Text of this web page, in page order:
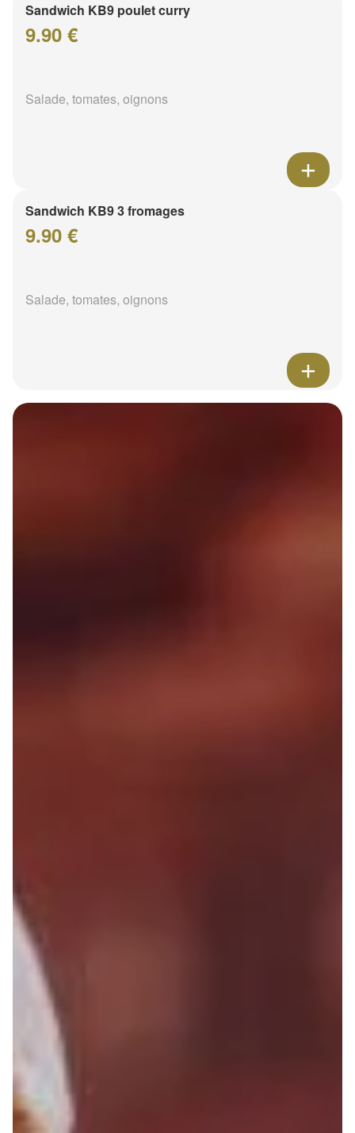
Sandwich KB9 poulet curry
9.90 €
Salade, tomates, oignons
Sandwich KB9 3 fromages
9.90 €
Salade, tomates, oignons